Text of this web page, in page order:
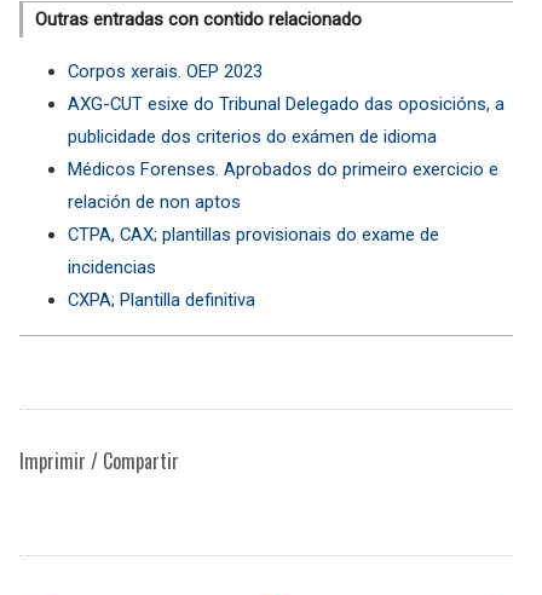
Outras entradas con contido relacionado
Corpos xerais. OEP 2023
AXG-CUT esixe do Tribunal Delegado das oposicións, a
publicidade dos criterios do exámen de idioma
Médicos Forenses. Aprobados do primeiro exercicio e
relación de non aptos
CTPA, CAX; plantillas provisionais do exame de
incidencias
CXPA; Plantilla definitiva
Imprimir / Compartir